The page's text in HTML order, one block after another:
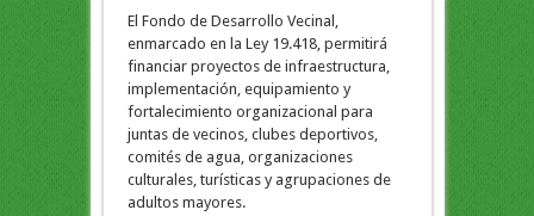
El Fondo de Desarrollo Vecinal,
enmarcado en la Ley 19.418, permitirá
financiar proyectos de infraestructura,
implementación, equipamiento y
fortalecimiento organizacional para
juntas de vecinos, clubes deportivos,
comités de agua, organizaciones
culturales, turísticas y agrupaciones de
adultos mayores.